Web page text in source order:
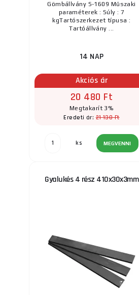
Gömbállvány S-1609 Műszaki
paraméterek : Súly : 7
kgTartószerkezet típusa :
Tartóállvány ...
14 NAP
Akciós ár
20 480 Ft
Megtakarít 3%
Eredeti ár:21 130 Ft
ks MEGVENNI
Gyalukés 4 rész 410x30x3mm